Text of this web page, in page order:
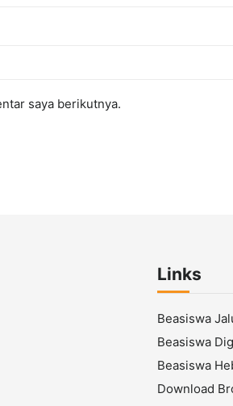
saya berikutnya.
Links
Beasiswa
Beasiswa
Beasiswa
Download